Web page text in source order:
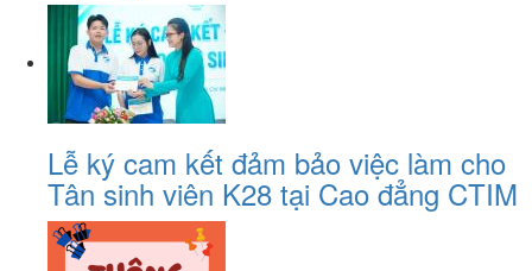
Lễ ký cam kết đảm bảo việc làm cho
Tân sinh viên K28 tại Cao đẳng CTIM